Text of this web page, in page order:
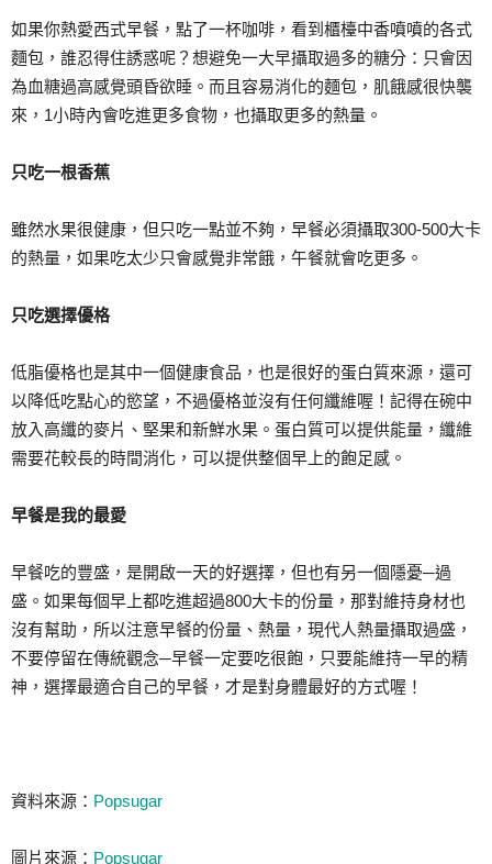
如果你熱愛西式早餐，點了一杯咖啡，看到櫃檯中香噴噴的各式
麵包，誰忍得住誘惑呢？想避免一大早攝取過多的糖分：只會因
為血糖過高感覺頭昏欲睡。而且容易消化的麵包，肌餓感很快襲
來，1小時內會吃進更多食物，也攝取更多的熱量。
只吃一根香蕉
雖然水果很健康，但只吃一點並不夠，早餐必須攝取300-500大卡
的熱量，如果吃太少只會感覺非常餓，午餐就會吃更多。
只吃選擇優格
低脂優格也是其中一個健康食品，也是很好的蛋白質來源，還可
以降低吃點心的慾望，不過優格並沒有任何纖維喔！記得在碗中
放入高纖的麥片、堅果和新鮮水果。蛋白質可以提供能量，纖維
需要花較長的時間消化，可以提供整個早上的飽足感。
早餐是我的最愛
早餐吃的豐盛，是開啟一天的好選擇，但也有另一個隱憂─過
盛。如果每個早上都吃進超過800大卡的份量，那對維持身材也
沒有幫助，所以注意早餐的份量、熱量，現代人熱量攝取過盛，
不要停留在傳統觀念─早餐一定要吃很飽，只要能維持一早的精
神，選擇最適合自己的早餐，才是對身體最好的方式喔！
資料來源： Popsugar
圖片來源： Popsugar